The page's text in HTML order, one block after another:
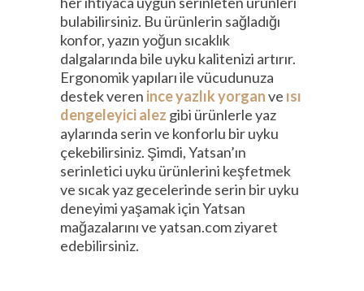
bulabilirsiniz. Bu ürünlerin sağladığı
konfor, yazın yoğun sıcaklık
dalgalarında bile uyku kalitenizi artırır.
Ergonomik yapıları ile vücudunuza
destek veren ince yazlık yorganve ısı
dengeleyici alez gibi ürünlerle yaz
aylarında serin ve konforlu bir uyku
çekebilirsiniz. Şimdi, Yatsan’ın
serinletici uyku ürünlerini keşfetmek
ve sıcak yaz gecelerinde serin bir uyku
deneyimi yaşamak için Yatsan
mağazalarını ve yatsan.com ziyaret
edebilirsiniz.